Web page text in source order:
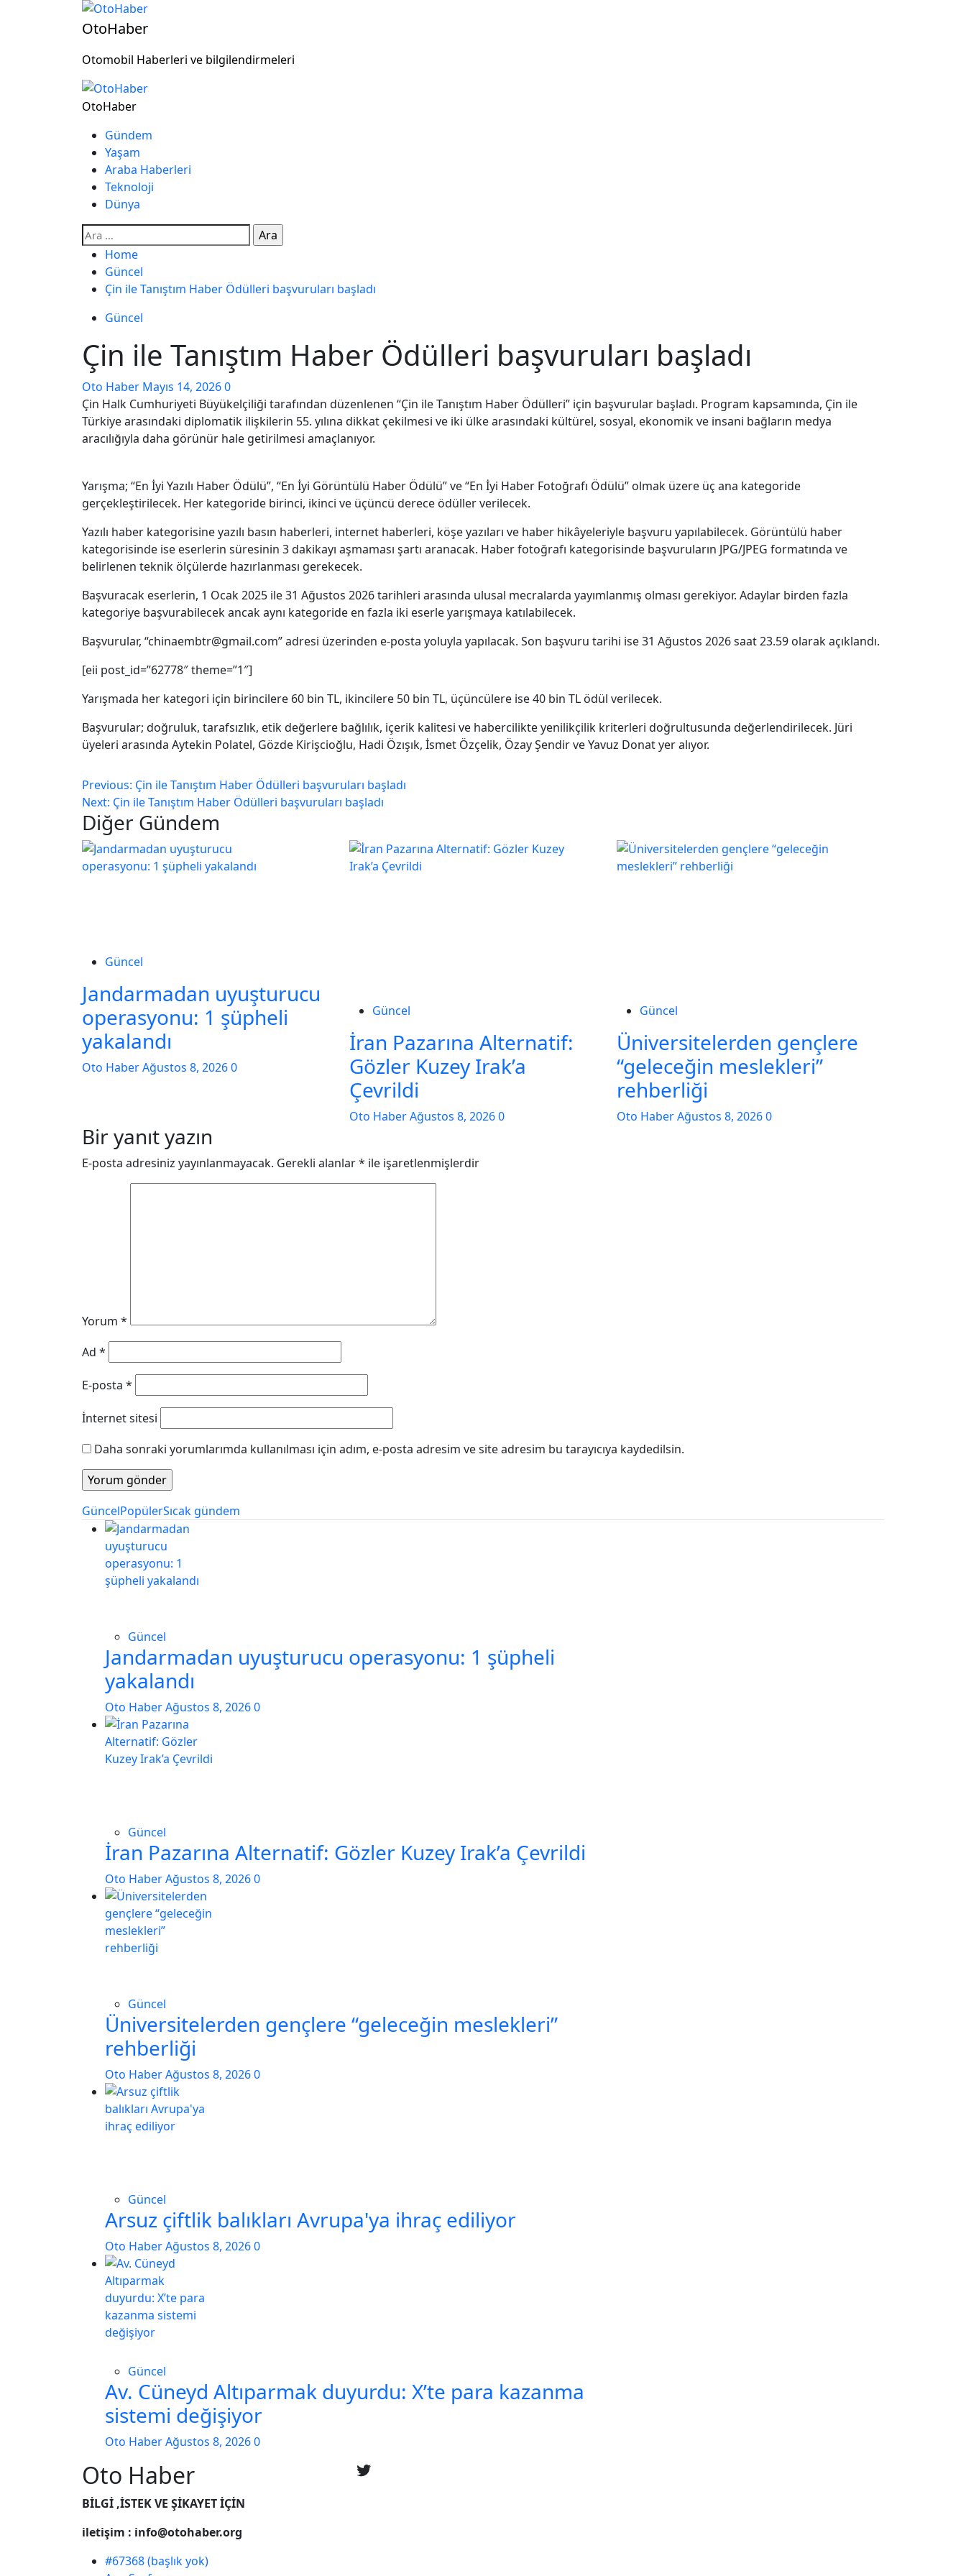
OtoHaber
Otomobil Haberleri ve bilgilendirmeleri
OtoHaber
Gündem
Yaşam
Araba Haberleri
Teknoloji
Dünya
Home
Güncel
Çin ile Tanıştım Haber Ödülleri başvuruları başladı
Güncel
Çin ile Tanıştım Haber Ödülleri başvuruları başladı
Oto Haber Mayıs 14, 20260
Çin Halk Cumhuriyeti Büyükelçiliği tarafından düzenlenen “Çin ile Tanıştım Haber Ödülleri” için başvurular başladı. Program kapsamında, Çin ile
Türkiye arasındaki diplomatik ilişkilerin 55. yılına dikkat çekilmesi ve iki ülke arasındaki kültürel, sosyal, ekonomik ve insani bağların medya
aracılığıyla daha görünür hale getirilmesi amaçlanıyor.
Yarışma; “En İyi Yazılı Haber Ödülü”, “En İyi Görüntülü Haber Ödülü” ve “En İyi Haber Fotoğrafı Ödülü” olmak üzere üç ana kategoride
gerçekleştirilecek. Her kategoride birinci, ikinci ve üçüncü derece ödüller verilecek.
Yazılı haber kategorisine yazılı basın haberleri, internet haberleri, köşe yazıları ve haber hikâyeleriyle başvuru yapılabilecek. Görüntülü haber
kategorisinde ise eserlerin süresinin 3 dakikayı aşmaması şartı aranacak. Haber fotoğrafı kategorisinde başvuruların JPG/JPEG formatında ve
belirlenen teknik ölçülerde hazırlanması gerekecek.
Başvuracak eserlerin, 1 Ocak 2025 ile 31 Ağustos 2026 tarihleri arasında ulusal mecralarda yayımlanmış olması gerekiyor. Adaylar birden fazla
kategoriye başvurabilecek ancak aynı kategoride en fazla iki eserle yarışmaya katılabilecek.
Başvurular, “chinaembtr@gmail.com” adresi üzerinden e-posta yoluyla yapılacak. Son başvuru tarihi ise 31 Ağustos 2026 saat 23.59 olarak açıklandı.
[eii post_id=”62778″ theme=”1″]
Yarışmada her kategori için birincilere 60 bin TL, ikincilere 50 bin TL, üçüncülere ise 40 bin TL ödül verilecek.
Başvurular; doğruluk, tarafsızlık, etik değerlere bağlılık, içerik kalitesi ve habercilikte yenilikçilik kriterleri doğrultusunda değerlendirilecek. Jüri
üyeleri arasında Aytekin Polatel, Gözde Kirişcioğlu, Hadi Özışık, İsmet Özçelik, Özay Şendir ve Yavuz Donat yer alıyor.
Previous: Çin ile Tanıştım Haber Ödülleri başvuruları başladı
Next: Çin ile Tanıştım Haber Ödülleri başvuruları başladı
Diğer Gündem
Güncel
Jandarmadan uyuşturucu
operasyonu: 1 şüpheli
yakalandı
Oto HaberAğustos 8, 20260
Güncel
İran Pazarına Alternatif:
Gözler Kuzey Irak’a
Çevrildi
Oto HaberAğustos 8, 20260
Güncel
Üniversitelerden gençlere
“geleceğin meslekleri”
rehberliği
Oto HaberAğustos 8, 20260
Bir yanıt yazın
E-posta adresiniz yayınlanmayacak. Gerekli alanlar* ile işaretlenmişlerdir
Yorum *
Ad *
E-posta *
İnternet sitesi
Daha sonraki yorumlarımda kullanılması için adım, e-posta adresim ve site adresim bu tarayıcıya kaydedilsin.
GüncelPopülerSıcak gündem
Güncel
Jandarmadan uyuşturucu operasyonu: 1 şüpheli
yakalandı
Oto HaberAğustos 8, 20260
Güncel
İran Pazarına Alternatif: Gözler Kuzey Irak’a Çevrildi
Oto HaberAğustos 8, 20260
Güncel
Üniversitelerden gençlere “geleceğin meslekleri”
rehberliği
Oto HaberAğustos 8, 20260
Güncel
Arsuz çiftlik balıkları Avrupa'ya ihraç ediliyor
Oto HaberAğustos 8, 20260
Güncel
Av. Cüneyd Altıparmak duyurdu: X’te para kazanma
sistemi değişiyor
Oto HaberAğustos 8, 20260
Oto Haber
BİLGİ ,İSTEK VE ŞİKAYET İÇİN
iletişim : info@otohaber.org
#67368 (başlık yok)